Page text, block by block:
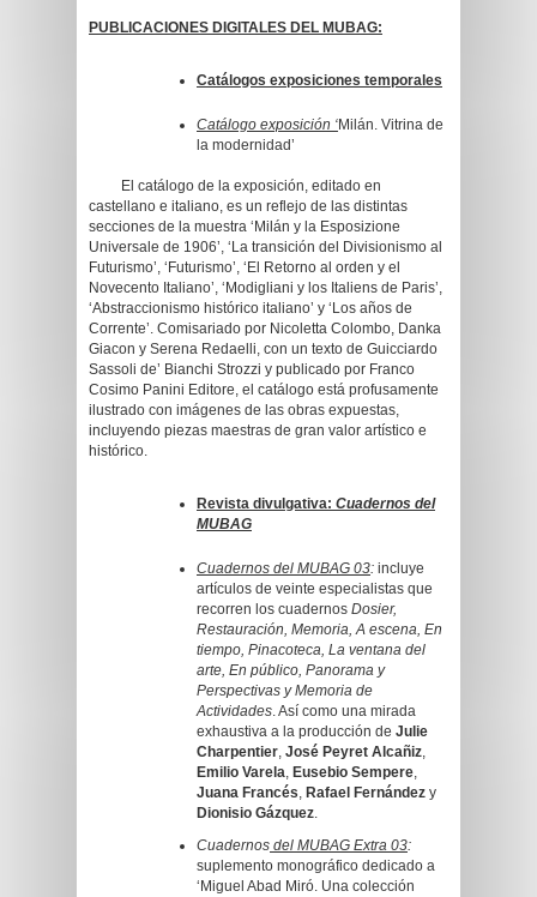
PUBLICACIONES DIGITALES DEL MUBAG:
Catálogos exposiciones temporales
Catálogo exposición ‘Milán. Vitrina de
la modernidad’
El catálogo de la exposición, editado en
castellano e italiano, es un reflejo de las distintas
secciones de la muestra ‘Milán y la Esposizione
Universale de 1906’, ‘La transición del Divisionismo al
Futurismo’, ‘Futurismo’, ‘El Retorno al orden y el
Novecento Italiano’, ‘Modigliani y los Italiens de Paris’,
‘Abstraccionismo histórico italiano’ y ‘Los años de
Corrente’. Comisariado por Nicoletta Colombo, Danka
Giacon y Serena Redaelli, con un texto de Guicciardo
Sassoli de’ Bianchi Strozzi y publicado por Franco
Cosimo Panini Editore, el catálogo está profusamente
ilustrado con imágenes de las obras expuestas,
incluyendo piezas maestras de gran valor artístico e
histórico.
Revista divulgativa: Cuadernos del
MUBAG
Cuadernos del MUBAG 03: incluye
artículos de veinte especialistas que
recorren los cuadernos Dosier,
Restauración, Memoria, A escena, En
tiempo, Pinacoteca, La ventana del
arte, En público, Panorama y
Perspectivas y Memoria de
Actividades. Así como una mirada
exhaustiva a la producción de Julie
Charpentier, José Peyret Alcañiz,
Emilio Varela, Eusebio Sempere,
Juana Francés, Rafael Fernández y
Dionisio Gázquez.
Cuadernos del MUBAG Extra 03:
suplemento monográfico dedicado a
‘Miguel Abad Miró. Una colección